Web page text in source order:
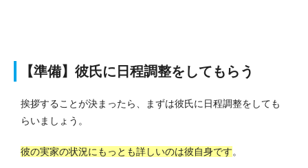
【準備】彼氏に日程調整をしてもらう
挨拶することが決まったら、まずは彼氏に日程調整をしても
らいましょう。
彼の実家の状況にもっとも詳しいのは彼自身です。